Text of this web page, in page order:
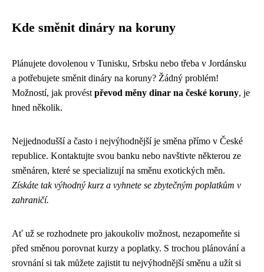
Kde směnit dináry na koruny
Plánujete dovolenou v Tunisku, Srbsku nebo třeba v Jordánsku
a potřebujete směnit dináry na koruny? Žádný problém!
Možností, jak provést převod měny dinar na české koruny, je
hned několik.
Nejjednodušší a často i nejvýhodnější je směna přímo v České
republice. Kontaktujte svou banku nebo navštivte některou ze
směnáren, které se specializují na směnu exotických měn.
Získáte tak výhodný kurz a vyhnete se zbytečným poplatkům v
zahraničí.
Ať už se rozhodnete pro jakoukoliv možnost, nezapomeňte si
před směnou porovnat kurzy a poplatky. S trochou plánování a
srovnání si tak můžete zajistit tu nejvýhodnější směnu a užít si